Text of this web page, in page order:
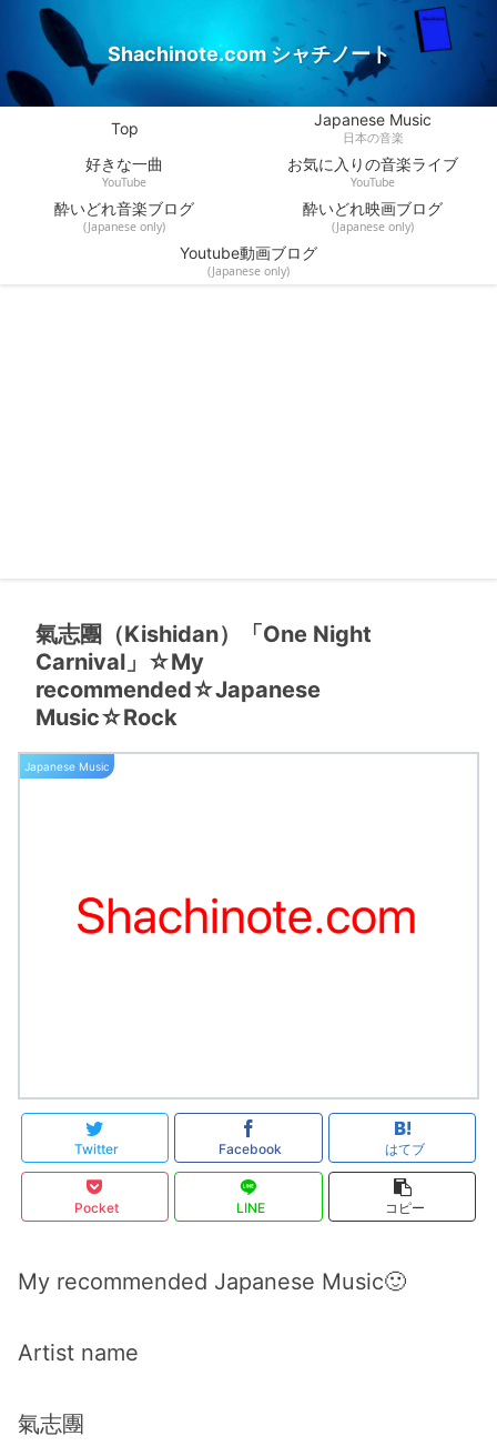
Shachinote.com シャチノート
Top Japanese Music
日本の音楽
好きな一曲
YouTube
お気に入りの音楽ライブ
YouTube
酔いどれ音楽ブログ
(Japanese only)
酔いどれ映画ブログ
(Japanese only)
Youtube動画ブログ
(Japanese only)
氣志團（Kishidan）「One Night
Carnival」☆My
recommended☆Japanese
Music☆Rock
Japanese Music
Twitter Facebook はてブ
Pocket LINE コピー
My recommended Japanese Music🙂
Artist name
氣志團